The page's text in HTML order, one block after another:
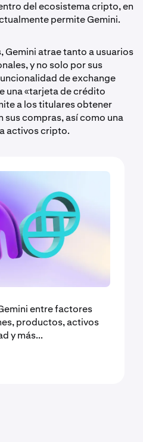
del ecosistema cripto, en
permite Gemini.
Gemini atrae tanto a usuarios
y no solo por sus
de exchange
una «tarjeta de crédito
a los titulares obtener
sus compras, así como una
activos cripto.
entre factores
productos, activos
y más...